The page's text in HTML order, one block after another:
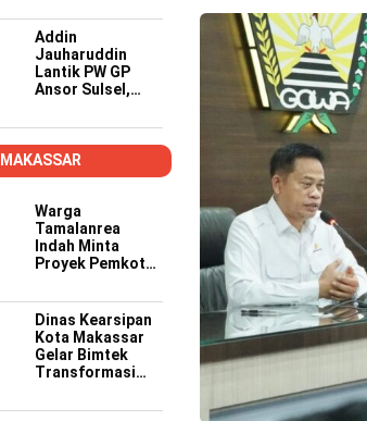
Promosi Wastra-
Kriya hingga
Dongkrak
Ekonomi Daerah
Addin
Jauharuddin
Lantik PW GP
Ansor Sulsel,
Kompeten,
Kreatif, dan Siap
Wujudkan
Ketahanan
MAKASSAR
Warga
Tamalanrea
Indah Minta
Proyek Pemkot
Transparan,
Musyawarah
Berakhir dengan
Kesepakatan
Dinas Kearsipan
Kota Makassar
Gelar Bimtek
Transformasi
Yogyakarta